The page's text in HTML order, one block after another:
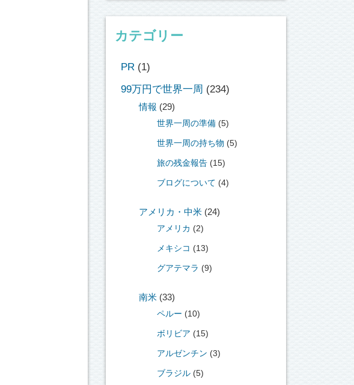
カテゴリー
PR (1)
99万円で世界一周 (234)
情報 (29)
世界一周の準備 (5)
世界一周の持ち物 (5)
旅の残金報告 (15)
ブログについて (4)
アメリカ・中米 (24)
アメリカ (2)
メキシコ (13)
グアテマラ (9)
南米 (33)
ペルー (10)
ボリビア (15)
アルゼンチン (3)
ブラジル (5)